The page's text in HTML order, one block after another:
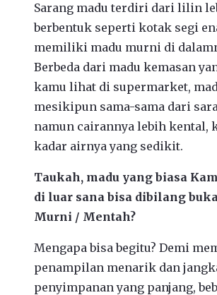
Sarang madu terdiri dari lilin
berbentuk seperti kotak segi
memiliki madu murni di
Berbeda dari madu kemasan
kamu lihat di supermarket,
mesikipun sama-sama dari
namun cairannya lebih kental,
kadar airnya yang sedikit.
Taukah, madu yang biasa
di luar sana bisa dibilang
Murni / Mentah?
Mengapa bisa begitu? Demi
penampilan menarik dan
penyimpanan yang panjang,